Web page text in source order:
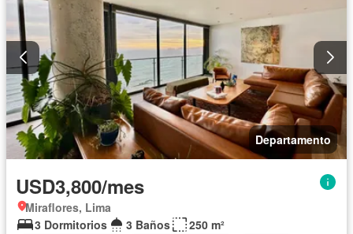
Departamento
USD3,800/mes
Miraflores, Lima
3 Dormitorios
3 Baños
250 m²